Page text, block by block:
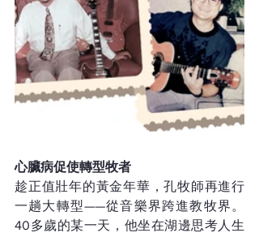
心臟病促使轉型牧者
趁正值壯年的黃金年華，孔牧師再進行
一趟大轉型——從音樂界跨進教牧界。
40多歲的某一天，他坐在湖邊思考人生